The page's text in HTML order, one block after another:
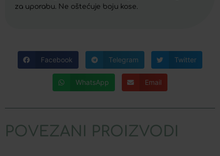
za uporabu. Ne oštećuje boju kose.
Facebook Telegram Twitter
WhatsApp Email
POVEZANI PROIZVODI